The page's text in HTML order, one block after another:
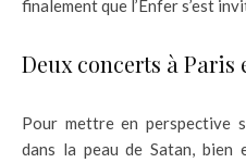
finalement que l’Enfer s’est
Deux concerts à
Pour mettre en perspective
dans la peau de Satan, bien